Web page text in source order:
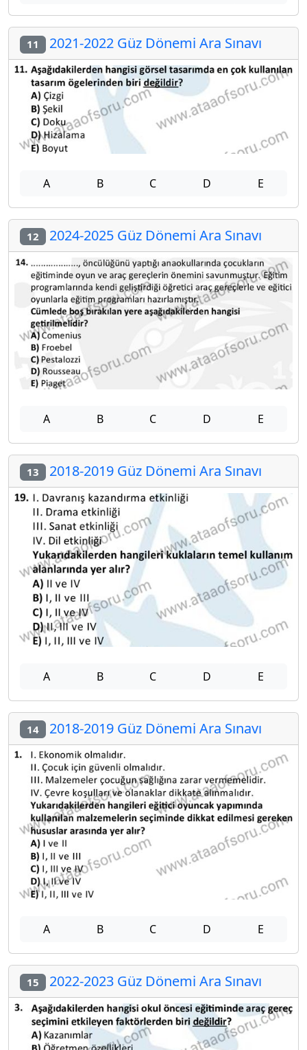
11 2021-2022 Güz Dönemi Ara Sınavı
A B C D E
12 2024-2025 Güz Dönemi Ara Sınavı
A B C D E
13 2018-2019 Güz Dönemi Ara Sınavı
A B C D E
14 2018-2019 Güz Dönemi Ara Sınavı
A B C D E
15 2022-2023 Güz Dönemi Ara Sınavı